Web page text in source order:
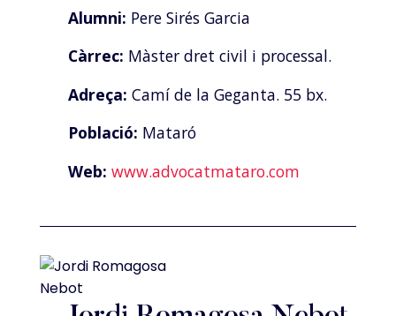
Alumni: Pere Sirés Garcia
Càrrec: Màster dret civil i processal.
Adreça: Camí de la Geganta. 55 bx.
Població: Mataró
Web: www.advocatmataro.com